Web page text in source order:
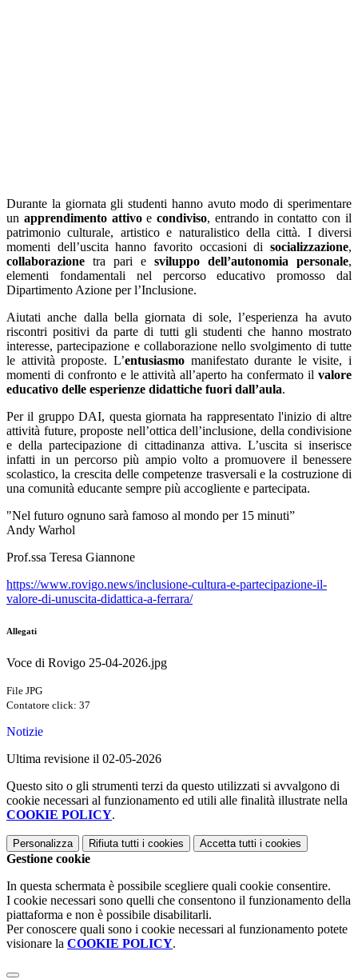
Durante la giornata gli studenti hanno avuto modo di sperimentare
un apprendimento attivoecondiviso, entrando in contatto con il
patrimonio culturale, artistico e naturalistico della città. I diversi
momenti dell’uscita hanno favorito occasioni di socializzazione,
collaborazione tra pari e sviluppo dell’autonomia personale,
elementi fondamentali nel percorso educativo promosso dal
Dipartimento Azione per l’Inclusione.
Aiutati anche dalla bella giornata di sole, l’esperienza ha avuto
riscontri positivi da parte di tutti gli studenti che hanno mostrato
interesse, partecipazione e collaborazione nello svolgimento di tutte
le attività proposte. L’entusiasmo manifestato durante le visite, i
momenti di confronto e le attività all’aperto ha confermato il valore
educativo delle esperienze didattiche fuori dall’aula.
Per il gruppo DAI, questa giornata ha rappresentato l'inizio di altre
attività future, proposte nell’ottica dell’inclusione, della condivisione
e della partecipazione di cittadinanza attiva. L’uscita si inserisce
infatti in un percorso più ampio volto a promuovere il benessere
scolastico, la crescita delle competenze trasversali e la costruzione di
una comunità educante sempre più accogliente e partecipata.
"Nel futuro ognuno sarà famoso al mondo per 15 minuti”
Andy Warhol
Prof.ssa Teresa Giannone
https://www.rovigo.news/inclusione-cultura-e-partecipazione-il-
valore-di-unuscita-didattica-a-ferrara/
Allegati
Voce di Rovigo 25-04-2026.jpg
File JPG
Contatore click: 37
Notizie
Ultima revisione il 02-05-2026
Questo sito o gli strumenti terzi da questo utilizzati si avvalgono di
cookie necessari al funzionamento ed utili alle finalità illustrate nella
COOKIE POLICY.
Personalizza Rifiuta tutti i cookies Accetta tutti i cookies
Gestione cookie
In questa schermata è possibile scegliere quali cookie consentire.
I cookie necessari sono quelli che consentono il funzionamento della
piattaforma e non è possibile disabilitarli.
Per conoscere quali sono i cookie necessari al funzionamento potete
visionare la COOKIE POLICY.